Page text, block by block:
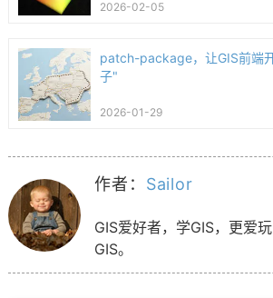
2026-02-05
patch-package，让GIS前端
子"
2026-01-29
作者： Sailor
GIS爱好者，学GIS，更爱玩
GIS。